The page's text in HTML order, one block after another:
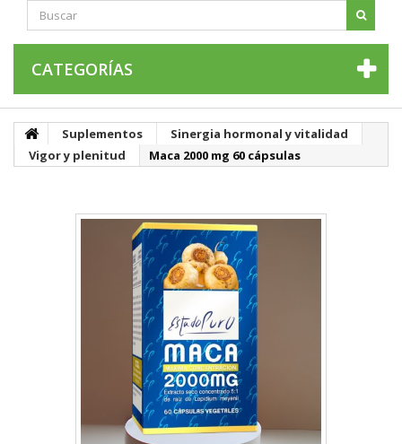
CATEGORÍAS
Suplementos
Sinergia hormonal y vitalidad
Vigor y plenitud
Maca 2000 mg 60 cápsulas